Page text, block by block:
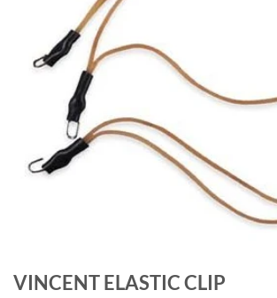
VINCENT ELASTIC CLIP